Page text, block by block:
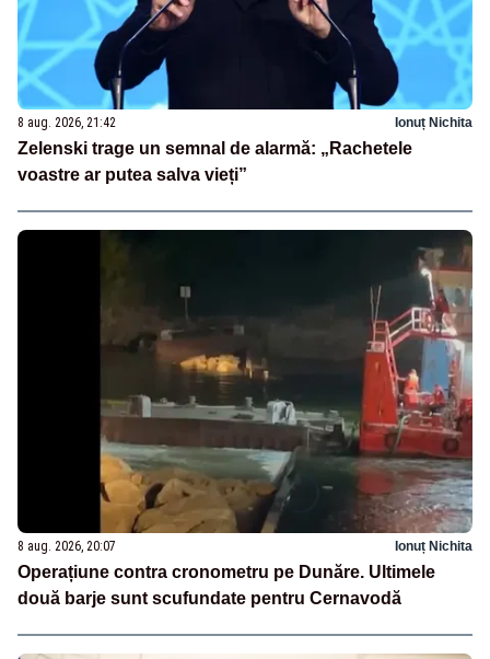
8 aug. 2026, 21:42 Ionuț Nichita
Zelenski trage un semnal de alarmă: „Rachetele
voastre ar putea salva vieți”
8 aug. 2026, 20:07 Ionuț Nichita
Operațiune contra cronometru pe Dunăre. Ultimele
două barje sunt scufundate pentru Cernavodă